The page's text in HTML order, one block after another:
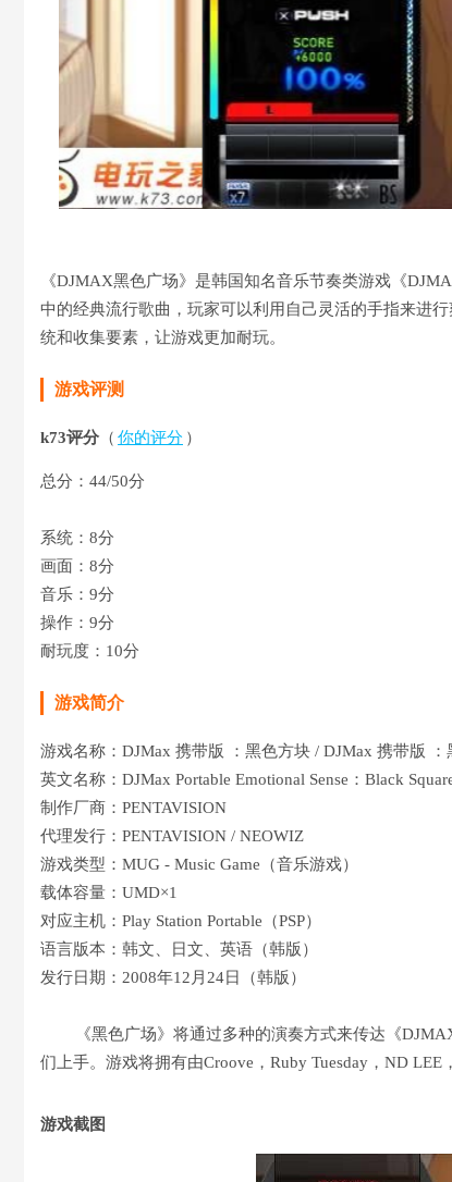
《DJMAX黑色广场》是韩国知名音乐节奏类游戏《
中的经典流行歌曲，玩家可以利用自己灵活的手指来进
统和收集要素，让游戏更加耐玩。
游戏评测
k73评分 （ 你的评分 ）
总分：44/50分
系统：8分
画面：8分
音乐：9分
操作：9分
耐玩度：10分
游戏简介
游戏名称：DJMax 携带版 ：黑色方块 / DJMax 携带版 ：
英文名称：DJMax Portable Emotional Sense：Black
制作厂商：PENTAVISION
代理发行：PENTAVISION / NEOWIZ
游戏类型：MUG - Music Game（音乐游戏）
载体容量：UMD×1
对应主机：Play Station Portable（PSP）
语言版本：韩文、日文、英语（韩版）
发行日期：2008年12月24日（韩版）
《黑色广场》将通过多种的演奏方式来传达《
们上手。游戏将拥有由Croove，Ruby Tuesday，ND
游戏截图